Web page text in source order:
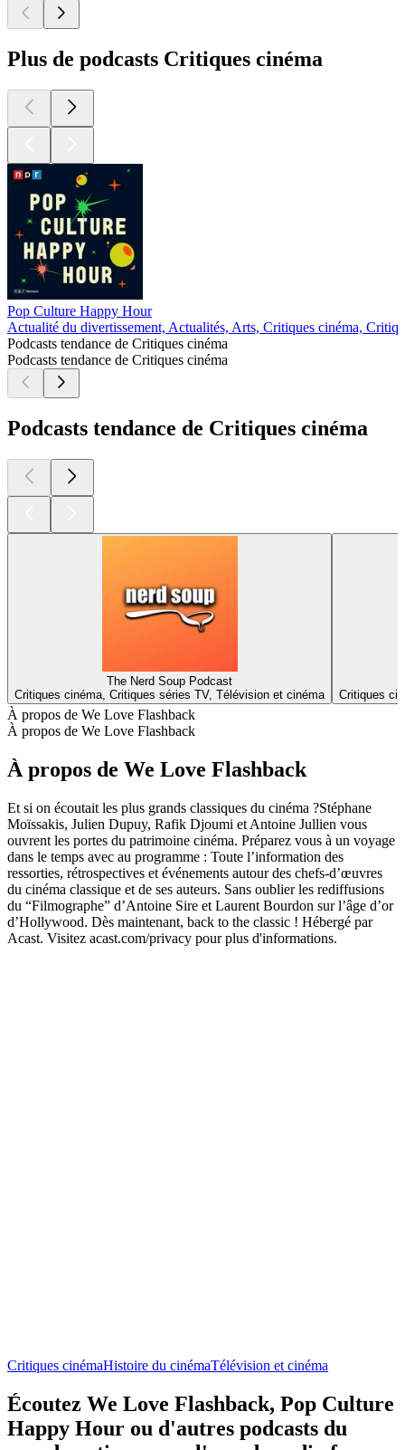
Plus de podcasts Critiques cinéma
Pop Culture Happy Hour
Actualité du divertissement, Actualités, Arts, Critiques cinéma,
Podcasts tendance de Critiques cinéma
Podcasts tendance de Critiques cinéma
Podcasts tendance de Critiques cinéma
The Nerd Soup Podcast
Critiques cinéma, Critiques séries TV, Télévision et cinéma
Critiques
À propos de We Love Flashback
À propos de We Love Flashback
À propos de We Love Flashback
Et si on écoutait les plus grands classiques du cinéma ?Stéphane
Moïssakis, Julien Dupuy, Rafik Djoumi et Antoine Jullien vous
ouvrent les portes du patrimoine cinéma. Préparez vous à un voyage
dans le temps avec au programme : Toute l’information des
ressorties, rétrospectives et événements autour des chefs-d’œuvres
du cinéma classique et de ses auteurs. Sans oublier les rediffusions
du “Filmographe” d’Antoine Sire et Laurent Bourdon sur l’âge d’or
d’Hollywood. Dès maintenant, back to the classic ! Hébergé par
Acast. Visitez acast.com/privacy pour plus d'informations.
Critiques cinémaHistoire du cinémaTélévision et cinéma
Écoutez We Love Flashback, Pop Culture
Happy Hour ou d'autres podcasts du